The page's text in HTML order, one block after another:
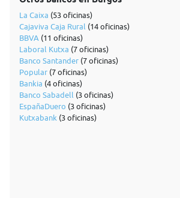
La Caixa (53 oficinas)
Cajaviva Caja Rural (14 oficinas)
BBVA (11 oficinas)
Laboral Kutxa (7 oficinas)
Banco Santander (7 oficinas)
Popular (7 oficinas)
Bankia (4 oficinas)
Banco Sabadell (3 oficinas)
EspañaDuero (3 oficinas)
Kutxabank (3 oficinas)